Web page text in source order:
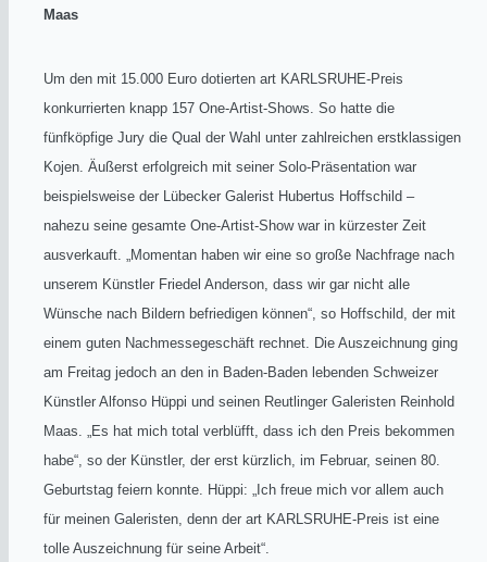
Maas
Um den mit 15.000 Euro dotierten art KARLSRUHE-Preis
konkurrierten knapp 157 One-Artist-Shows. So hatte die
fünfköpfige Jury die Qual der Wahl unter zahlreichen erstklassigen
Kojen. Äußerst erfolgreich mit seiner Solo-Präsentation war
beispielsweise der Lübecker Galerist Hubertus Hoffschild –
nahezu seine gesamte One-Artist-Show war in kürzester Zeit
ausverkauft. „Momentan haben wir eine so große Nachfrage nach
unserem Künstler Friedel Anderson, dass wir gar nicht alle
Wünsche nach Bildern befriedigen können“, so Hoffschild, der mit
einem guten Nachmessegeschäft rechnet. Die Auszeichnung ging
am Freitag jedoch an den in Baden-Baden lebenden Schweizer
Künstler Alfonso Hüppi und seinen Reutlinger Galeristen Reinhold
Maas. „Es hat mich total verblüfft, dass ich den Preis bekommen
habe“, so der Künstler, der erst kürzlich, im Februar, seinen 80.
Geburtstag feiern konnte. Hüppi: „Ich freue mich vor allem auch
für meinen Galeristen, denn der art KARLSRUHE-Preis ist eine
tolle Auszeichnung für seine Arbeit“.